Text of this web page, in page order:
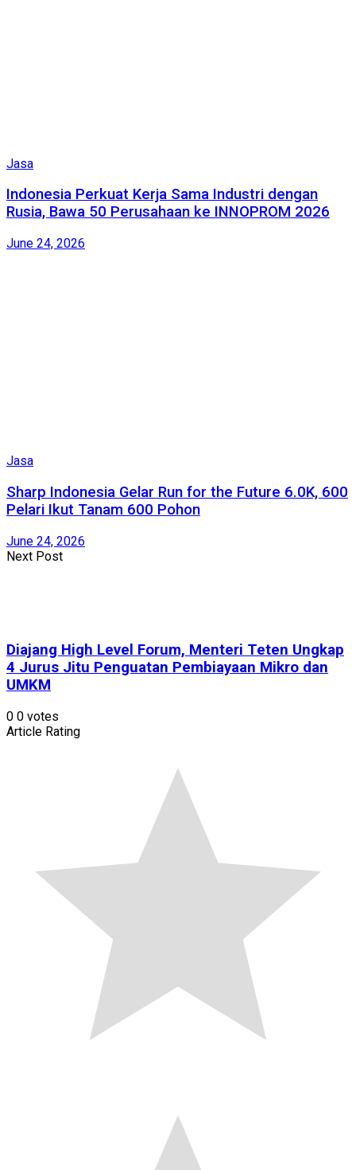
Jasa
Indonesia Perkuat Kerja Sama Industri dengan
Rusia, Bawa 50 Perusahaan ke INNOPROM 2026
June 24, 2026
Jasa
Sharp Indonesia Gelar Run for the Future 6.0K, 600
Pelari Ikut Tanam 600 Pohon
June 24, 2026
Next Post
Diajang High Level Forum, Menteri Teten Ungkap
4 Jurus Jitu Penguatan Pembiayaan Mikro dan
UMKM
0 0 votes
Article Rating